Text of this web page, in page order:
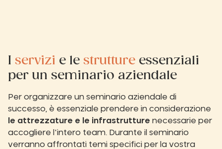
I servizi e le strutture essenziali
per un seminario aziendale
Per organizzare un seminario aziendale di
successo, è essenziale prendere in considerazione
le attrezzature e le infrastrutture necessarie per
accogliere l'intero team. Durante il seminario
verranno affrontati temi specifici per la vostra